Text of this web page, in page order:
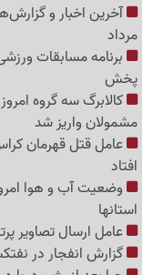
مرداد
پخش
کالابرگ سه گروه
مشمولان واریز شد
عامل قتل قهرمان
افتاد
استانها
عامل ارسال تصاویر
گزارش انفجار در